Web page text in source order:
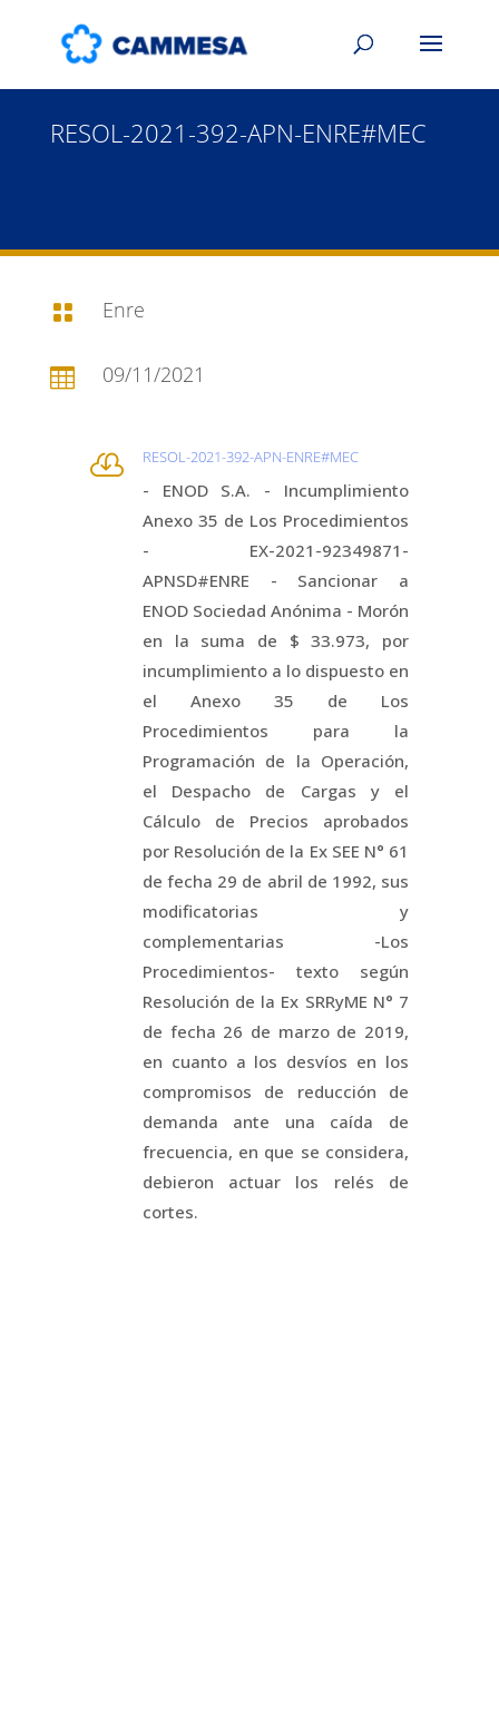
RESOL-2021-392-APN-ENRE#MEC
 Enre
 09/11/2021
 RESOL-2021-392-APN-ENRE#MEC
- ENOD S.A. - Incumplimiento
Anexo 35 de Los Procedimientos
- EX-2021-92349871-
APNSD#ENRE - Sancionar a
ENOD Sociedad Anónima - Morón
en la suma de $ 33.973, por
incumplimiento a lo dispuesto en
el Anexo 35 de Los
Procedimientos para la
Programación de la Operación,
el Despacho de Cargas y el
Cálculo de Precios aprobados
por Resolución de la Ex SEE N° 61
de fecha 29 de abril de 1992, sus
modificatorias y
complementarias -Los
Procedimientos- texto según
Resolución de la Ex SRRyME N° 7
de fecha 26 de marzo de 2019,
en cuanto a los desvíos en los
compromisos de reducción de
demanda ante una caída de
frecuencia, en que se considera,
debieron actuar los relés de
cortes.